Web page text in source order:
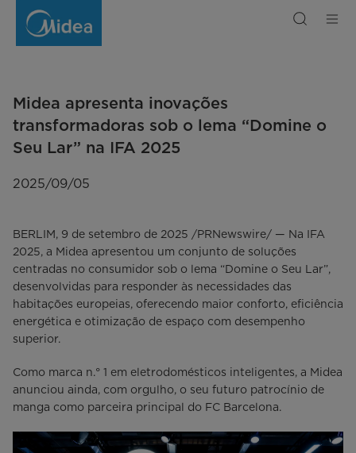
Showcases
Midea apresenta inovações
transformadoras sob o lema “Domine o
Seu Lar” na IFA 2025
2025/09/05
BERLIM, 9 de setembro de 2025 /PRNewswire/ — Na IFA
2025, a Midea apresentou um conjunto de soluções
centradas no consumidor sob o lema “Domine o Seu Lar”,
desenvolvidas para responder às necessidades das
habitações europeias, oferecendo maior conforto, eficiência
energética e otimização de espaço com desempenho
superior.
Como marca n.° 1 em eletrodomésticos inteligentes, a Midea
anunciou ainda, com orgulho, o seu futuro patrocínio de
manga como parceira principal do FC Barcelona.